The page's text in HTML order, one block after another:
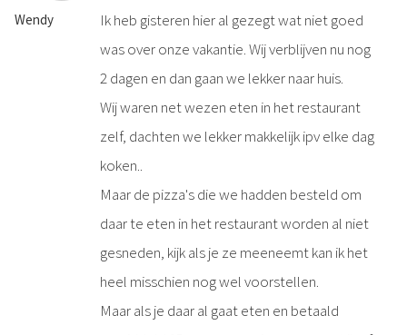
Wendy
Ik heb gisteren hier al gezegt wat niet goed
was over onze vakantie. Wij verblijven nu nog
2 dagen en dan gaan we lekker naar huis.
Wij waren net wezen eten in het restaurant
zelf, dachten we lekker makkelijk ipv elke dag
koken..
Maar de pizza's die we hadden besteld om
daar te eten in het restaurant worden al niet
gesneden, kijk als je ze meeneemt kan ik het
heel misschien nog wel voorstellen.
Maar als je daar al gaat eten en betaald